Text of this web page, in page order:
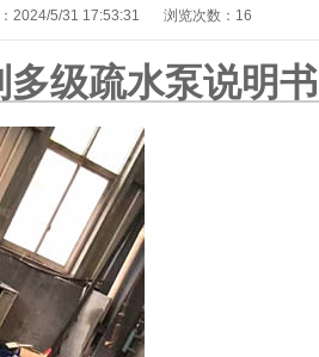
2024/5/31 17:53:31 浏览次数： 16
多级疏水泵说明书